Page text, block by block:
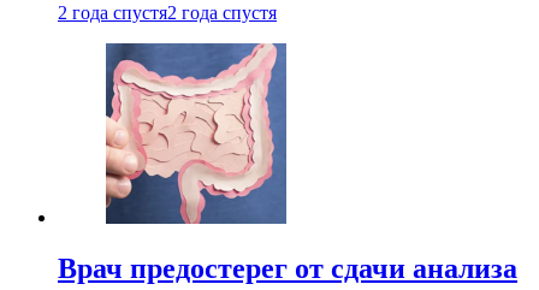
2 года спустя2 года спустя
Врач предостерег от сдачи анализа